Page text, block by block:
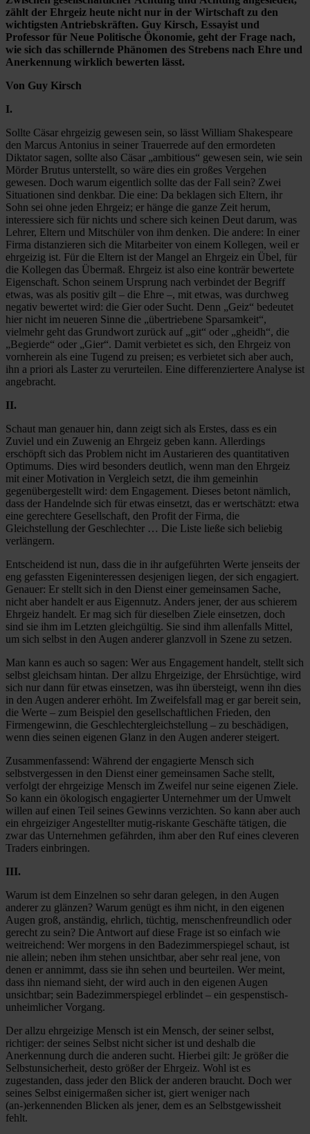
zählt der Ehrgeiz heute nicht nur in der Wirtschaft zu den
wichtigsten Antriebskräften. Guy Kirsch, Essayist und
Professor für Neue Politische Ökonomie, geht der Frage nach,
wie sich das schillernde Phänomen des Strebens nach Ehre und
Anerkennung wirklich bewerten lässt.
Von Guy Kirsch
I.
Sollte Cäsar ehrgeizig gewesen sein, so lässt William Shakespeare
den Marcus Antonius in seiner Trauerrede auf den ermordeten
Diktator sagen, sollte also Cäsar „ambitious“ gewesen sein, wie sein
Mörder Brutus unterstellt, so wäre dies ein großes Vergehen
gewesen. Doch warum eigentlich sollte das der Fall sein? Zwei
Situationen sind denkbar. Die eine: Da beklagen sich Eltern, ihr
Sohn sei ohne jeden Ehrgeiz; er hänge die ganze Zeit herum,
interessiere sich für nichts und schere sich keinen Deut darum, was
Lehrer, Eltern und Mitschüler von ihm denken. Die andere: In einer
Firma distanzieren sich die Mitarbeiter von einem Kollegen, weil er
ehrgeizig ist. Für die Eltern ist der Mangel an Ehrgeiz ein Übel, für
die Kollegen das Übermaß. Ehrgeiz ist also eine konträr bewertete
Eigenschaft. Schon seinem Ursprung nach verbindet der Begriff
etwas, was als positiv gilt – die Ehre –, mit etwas, was durchweg
negativ bewertet wird: die Gier oder Sucht. Denn „Geiz“ bedeutet
hier nicht im neueren Sinne die „übertriebene Sparsamkeit“,
vielmehr geht das Grundwort zurück auf „git“ oder „gheidh“, die
„Begierde“ oder „Gier“. Damit verbietet es sich, den Ehrgeiz von
vornherein als eine Tugend zu preisen; es verbietet sich aber auch,
ihn a priori als Laster zu verurteilen. Eine differenziertere Analyse ist
angebracht.
II.
Schaut man genauer hin, dann zeigt sich als Erstes, dass es ein
Zuviel und ein Zuwenig an Ehrgeiz geben kann. Allerdings
erschöpft sich das Problem nicht im Austarieren des quantitativen
Optimums. Dies wird besonders deutlich, wenn man den Ehrgeiz
mit einer Motivation in Vergleich setzt, die ihm gemeinhin
gegenübergestellt wird: dem Engagement. Dieses betont nämlich,
dass der Handelnde sich für etwas einsetzt, das er wertschätzt: etwa
eine gerechtere Gesellschaft, den Profit der Firma, die
Gleichstellung der Geschlechter … Die Liste ließe sich beliebig
verlängern.
Entscheidend ist nun, dass die in ihr aufgeführten Werte jenseits der
eng gefassten Eigeninteressen desjenigen liegen, der sich engagiert.
Genauer: Er stellt sich in den Dienst einer gemeinsamen Sache,
nicht aber handelt er aus Eigennutz. Anders jener, der aus schierem
Ehrgeiz handelt. Er mag sich für dieselben Ziele einsetzen, doch
sind sie ihm im Letzten gleichgültig. Sie sind ihm allenfalls Mittel,
um sich selbst in den Augen anderer glanzvoll in Szene zu setzen.
Man kann es auch so sagen: Wer aus Engagement handelt, stellt sich
selbst gleichsam hintan. Der allzu Ehrgeizige, der Ehrsüchtige, wird
sich nur dann für etwas einsetzen, was ihn übersteigt, wenn ihn dies
in den Augen anderer erhöht. Im Zweifelsfall mag er gar bereit sein,
die Werte – zum Beispiel den gesellschaftlichen Frieden, den
Firmengewinn, die Geschlechtergleichstellung – zu beschädigen,
wenn dies seinen eigenen Glanz in den Augen anderer steigert.
Zusammenfassend: Während der engagierte Mensch sich
selbstvergessen in den Dienst einer gemeinsamen Sache stellt,
verfolgt der ehrgeizige Mensch im Zweifel nur seine eigenen Ziele.
So kann ein ökologisch engagierter Unternehmer um der Umwelt
willen auf einen Teil seines Gewinns verzichten. So kann aber auch
ein ehrgeiziger Angestellter mutig-riskante Geschäfte tätigen, die
zwar das Unternehmen gefährden, ihm aber den Ruf eines cleveren
Traders einbringen.
III.
Warum ist dem Einzelnen so sehr daran gelegen, in den Augen
anderer zu glänzen? Warum genügt es ihm nicht, in den eigenen
Augen groß, anständig, ehrlich, tüchtig, menschenfreundlich oder
gerecht zu sein? Die Antwort auf diese Frage ist so einfach wie
weitreichend: Wer morgens in den Badezimmerspiegel schaut, ist
nie allein; neben ihm stehen unsichtbar, aber sehr real jene, von
denen er annimmt, dass sie ihn sehen und beurteilen. Wer meint,
dass ihn niemand sieht, der wird auch in den eigenen Augen
unsichtbar; sein Badezimmerspiegel erblindet – ein gespenstisch-
unheimlicher Vorgang.
Der allzu ehrgeizige Mensch ist ein Mensch, der seiner selbst,
richtiger: der seines Selbst nicht sicher ist und deshalb die
Anerkennung durch die anderen sucht. Hierbei gilt: Je größer die
Selbstunsicherheit, desto größer der Ehrgeiz. Wohl ist es
zugestanden, dass jeder den Blick der anderen braucht. Doch wer
seines Selbst einigermaßen sicher ist, giert weniger nach
(an-)erkennenden Blicken als jener, dem es an Selbstgewissheit
fehlt.